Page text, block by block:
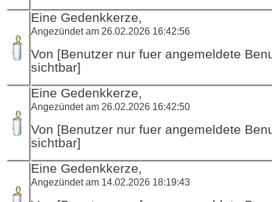
Eine Gedenkkerze,
Angezündet am 26.02.2026 16:42:56
Von [Benutzer nur fuer angemeldete
sichtbar]
Eine Gedenkkerze,
Angezündet am 26.02.2026 16:42:50
Von [Benutzer nur fuer angemeldete
sichtbar]
Eine Gedenkkerze,
Angezündet am 14.02.2026 18:19:43